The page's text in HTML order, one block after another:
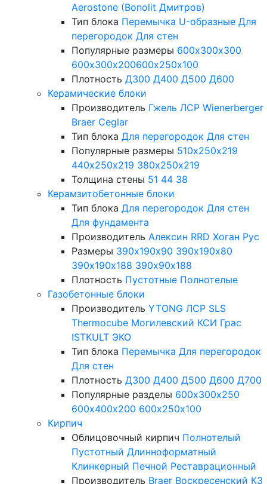
Aerostone (Bonolit Дмитров)
Тип блока Перемычка U-образные Для
перегородок Для стен
Популярные размеры 600х300х300
600х300х200600х250х100
Плотность Д300 Д400 Д500 Д600
Керамические блоки
Производитель Гжель ЛСР Wienerberger
Braer Ceglar
Тип блока Для перегородок Для стен
Популярные размеры 510х250х219
440х250х219 380х250х219
Толщина стены 51 44 38
Керамзитобетонные блоки
Тип блока Для перегородок Для стен
Для фундамента
Производитель Алексин RRD Хоган Рус
Размеры 390х190х90 390х190х80
390х190х188 390х90х188
Плотность Пустотные Полнотелые
Газобетонные блоки
Производитель YTONG ЛСР SLS
Thermocube Могилевский КСИ Грас
ISTKULT ЭКО
Тип блока Перемычка Для перегородок
Для стен
Плотность Д300 Д400 Д500 Д600 Д700
Популярные разделы 600х300х250
600х400х200 600х250х100
Кирпич
Облицовочный кирпич Полнотелый
Пустотный Длинноформатный
Клинкерный Печной Реставрационный
Производитель Braer Воскресенский КЗ